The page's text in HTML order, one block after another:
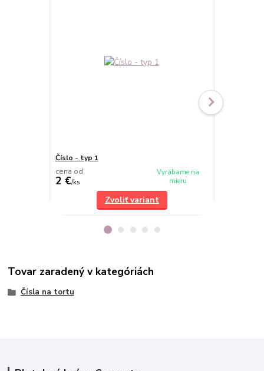
Číslo - typ 1
cena od
2 €/ks
Vyrábame na
mieru
Zvoliť variant
Tovar zaradený v kategóriách
Čísla na tortu